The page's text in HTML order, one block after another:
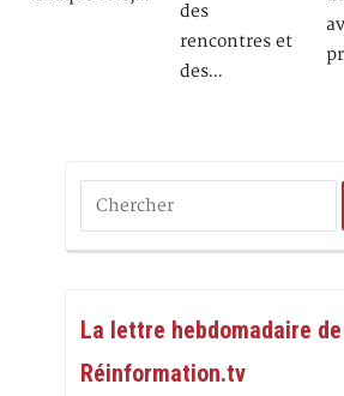
des
rencontres et
des…
La lettre hebdomadaire de
Réinformation.tv